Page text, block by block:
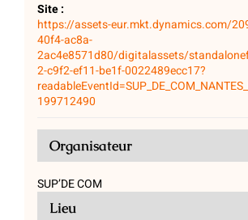
Site :
https://assets-eur.mkt.dynamics.com/
40f4-ac8a-
2ac4e8571d80/digitalassets/
2-c9f2-ef11-be1f-0022489ecc17?
199712490
Lieu
Organisateur
SUP’DE COM